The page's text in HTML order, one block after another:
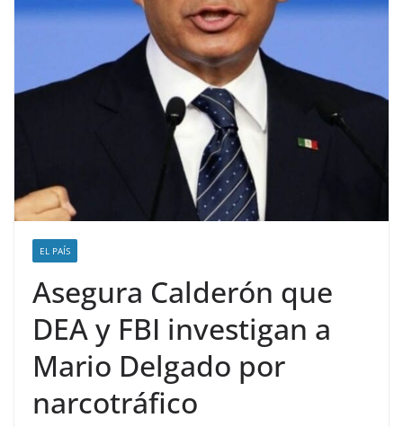
EL PAÍS
Asegura Calderón que
DEA y FBI investigan a
Mario Delgado por
narcotráfico